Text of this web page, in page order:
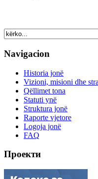
Navigacion
Historia jonë
Vizioni, misioni dhe
Qëllimet tona
Statuti ynë
Struktura jonë
Raporte vjetore
Logoja jonë
FAQ
Проекти